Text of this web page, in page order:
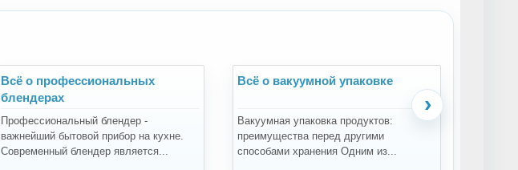
›
Всё о профессиональных
блендерах
Профессиональный блендер -
важнейший бытовой прибор на кухне.
Современный блендер является...
Всё о вакуумной упаковке
Вакуумная упаковка продуктов:
преимущества перед другими
способами хранения Одним из...